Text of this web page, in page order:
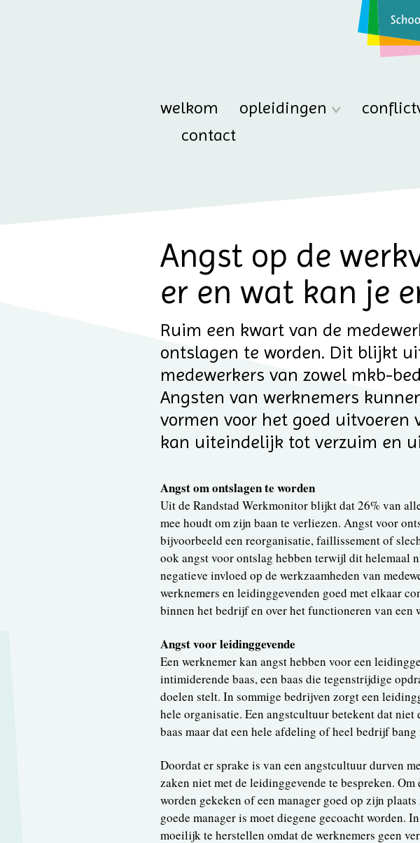
welkom opleidingen
contact
Angst op de
er en wat kan je
Ruim een kwart van de
ontslagen te worden. Dit blijkt
medewerkers van zowel mkb-
Angsten van werknemers
vormen voor het goed uitvoeren
kan uiteindelijk tot verzuim en
Angst om ontslagen te worden
Uit de Randstad Werkmonitor blijkt dat 26% van
mee houdt om zijn baan te verliezen. Angst voor
bijvoorbeeld een reorganisatie, faillissement of
ook angst voor ontslag hebben terwijl dit helemaal
negatieve invloed op de werkzaamheden van
werknemers en leidinggevenden goed met elkaar
binnen het bedrijf en over het functioneren van een
Angst voor leidinggevende
Een werknemer kan angst hebben voor een
intimiderende baas, een baas die tegenstrijdige
doelen stelt. In sommige bedrijven zorgt een
hele organisatie. Een angstcultuur betekent dat
baas maar dat een hele afdeling of heel bedrijf bang
Doordat er sprake is van een angstcultuur durven
zaken niet met de leidinggevende te bespreken.
worden gekeken of een manager goed op zijn
goede manager is moet diegene gecoacht worden.
moeilijk te herstellen omdat de werknemers geen